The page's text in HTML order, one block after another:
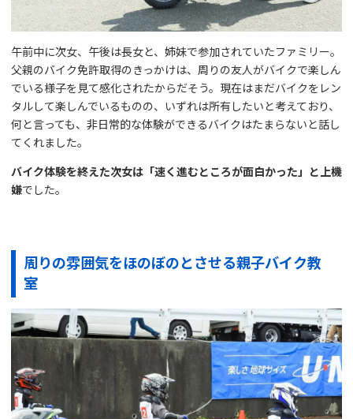
午前中に次女、午後は長女と、姉妹で参加されていたファミリー。
父親のバイク免許取得のきっかけは、周りの友人がバイクで楽しん
でいる様子を見て感化されたからだそう。現在はまだバイクをレン
タルして楽しんでいるものの、いずれは所有したいと考えており、
何と言っても、非日常的な体験ができるバイクはたまらないと話し
てくれました。
バイク体験を終えた次女は「速く進むところが面白かった」と上機
嫌でした。
周りの雰囲気をほのぼのとさせる親子バイク教
室